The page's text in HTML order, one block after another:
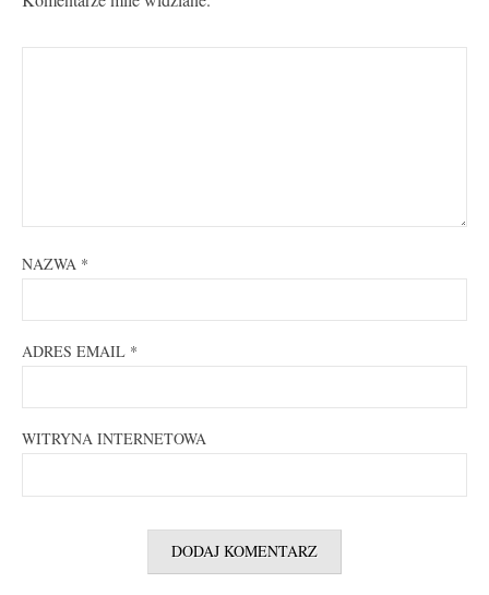
NAZWA *
ADRES EMAIL *
WITRYNA INTERNETOWA